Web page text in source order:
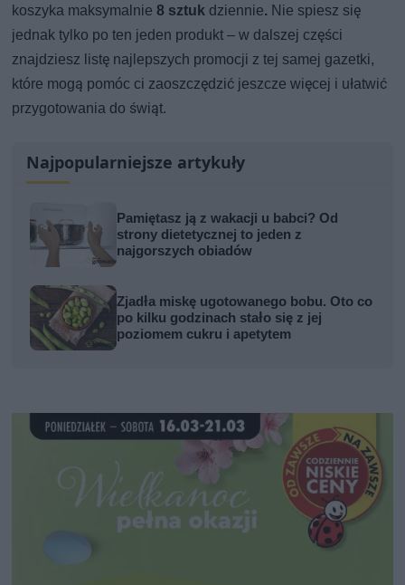
koszyka maksymalnie8 sztuk dziennie. Nie spiesz się
jednak tylko po ten jeden produkt – w dalszej części
znajdziesz listę najlepszych promocji z tej samej gazetki,
które mogą pomóc ci zaoszczędzić jeszcze więcej i ułatwić
przygotowania do świąt.
Najpopularniejsze artykuły
Pamiętasz ją z wakacji u babci? Od
strony dietetycznej to jeden z
najgorszych obiadów
Zjadła miskę ugotowanego bobu. Oto co
po kilku godzinach stało się z jej
poziomem cukru i apetytem